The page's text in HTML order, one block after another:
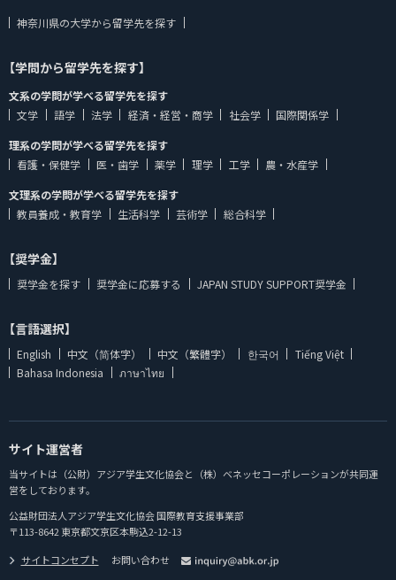
神奈川県の大学から留学先を探す
【学問から留学先を探す】
文系の学問が学べる留学先を探す
文学
語学 法学 経済・経営・商学 社会学
国際関係学
理系の学問が学べる留学先を探す
看護・保健学
医・歯学 薬学 理学 工学
農・水産学
文理系の学問が学べる留学先を探す
教員養成・教育学
生活科学 芸術学 総合科学
【奨学金】
奨学金を探す 奨学金に応募する JAPAN STUDY SUPPORT奨学金
【言語選択】
English 中文（简体字） 中文（繁體字） 한국어
Tiếng Việt
Bahasa Indonesia
ภาษาไทย
サイト運営者
当サイトは（公財）アジア学生文化協会と（株）ベネッセコーポレーションが共同運
営をしております。
公益財団法人アジア学生文化協会 国際教育支援事業部
〒113-8642 東京都文京区本駒込2-12-13
サイトコンセプト
お問い合わせ